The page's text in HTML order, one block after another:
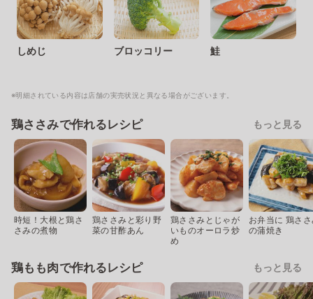
しめじ ブロッコリー 鮭
※明細されている内容は店舗の実売状況と異なる場合がございます。
鶏ささみで作れるレシピ もっと見る
時短！大根と鶏さ
さみの煮物
鶏ささみと彩り野
菜の甘酢あん
鶏ささみとじゃが
いものオーロラ炒
め
お弁当に 鶏さ
の蒲焼き
鶏もも肉で作れるレシピ もっと見る